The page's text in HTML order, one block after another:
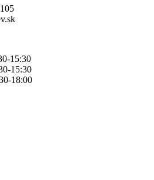
15:30
15:30
18:00